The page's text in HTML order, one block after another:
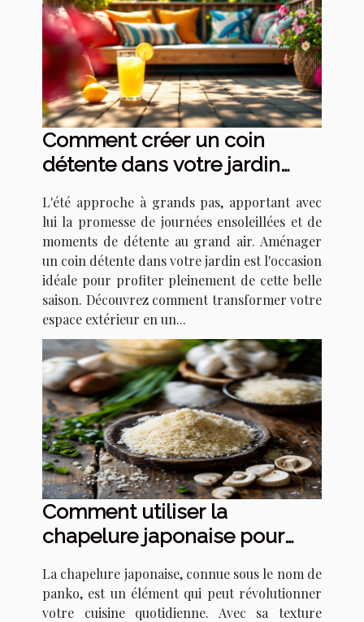
Comment créer un coin
détente dans votre jardin
L'été approche à grands pas, apportant avec
lui la promesse de journées ensoleillées et de
moments de détente au grand air. Aménager
un coin détente dans votre jardin est l'occasion
idéale pour profiter pleinement de cette belle
saison. Découvrez comment transformer votre
espace extérieur en un...
Comment utiliser la
chapelure japonaise pour
La chapelure japonaise, connue sous le nom de
panko, est un élément qui peut révolutionner
votre cuisine quotidienne. Avec sa texture